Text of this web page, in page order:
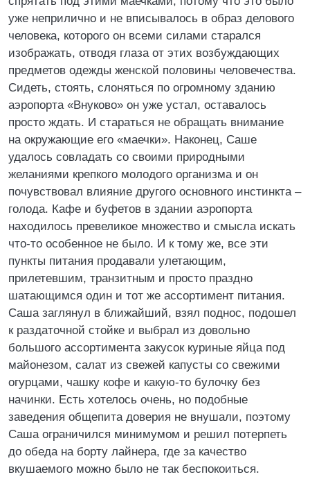
уже неприлично и не вписывалось в образ делового
человека, которого он всеми силами старался
изображать, отводя глаза от этих возбуждающих
предметов одежды женской половины человечества.
Сидеть, стоять, слоняться по огромному зданию
аэропорта «Внуково» он уже устал, оставалось
просто ждать. И стараться не обращать внимание
на окружающие его «маечки». Наконец, Саше
удалось совладать со своими природными
желаниями крепкого молодого организма и он
почувствовал влияние другого основного инстинкта –
голода. Кафе и буфетов в здании аэропорта
находилось превеликое множество и смысла искать
что-то особенное не было. И к тому же, все эти
пункты питания продавали улетающим,
прилетевшим, транзитным и просто праздно
шатающимся один и тот же ассортимент питания.
Саша заглянул в ближайший, взял поднос, подошел
к раздаточной стойке и выбрал из довольно
большого ассортимента закусок куриные яйца под
майонезом, салат из свежей капусты со свежими
огурцами, чашку кофе и какую-то булочку без
начинки. Есть хотелось очень, но подобные
заведения общепита доверия не внушали, поэтому
Саша ограничился минимумом и решил потерпеть
до обеда на борту лайнера, где за качество
вкушаемого можно было не так беспокоиться.